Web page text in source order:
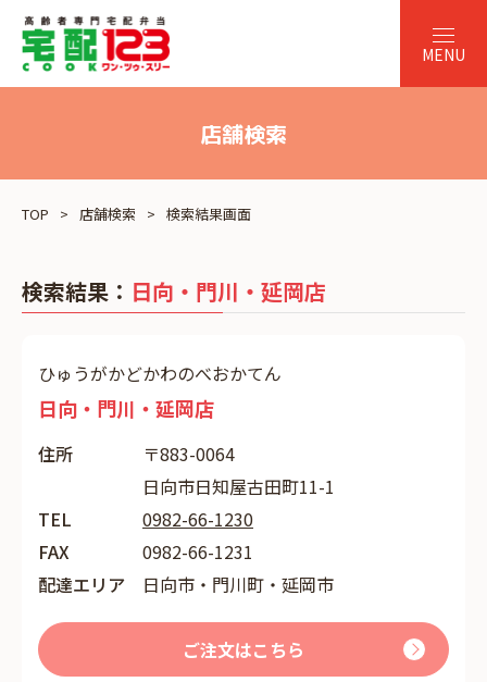
店舗検索
TOP 店舗検索 検索結果画面
検索結果： 日向・門川・延岡店
ひゅうがかどかわのべおかてん
日向・門川・延岡店
住所
〒883-0064
日向市日知屋古田町11-1
TEL
0982-66-1230
FAX
0982-66-1231
配達エリア
日向市・門川町・延岡市
ご注文はこちら